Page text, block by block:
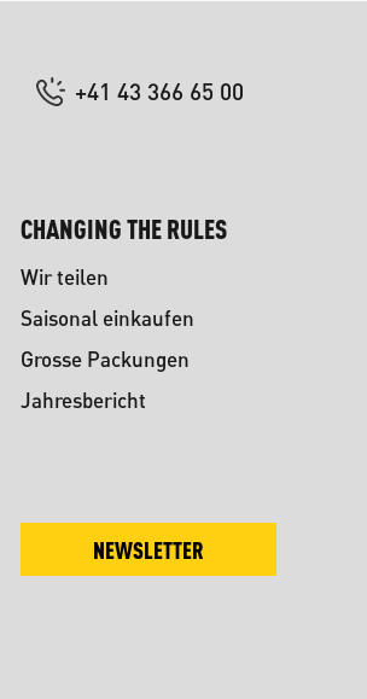
+41 43 366 65 00
CHANGING THE RULES
Wir teilen
Saisonal einkaufen
Grosse Packungen
Jahresbericht
NEWSLETTER